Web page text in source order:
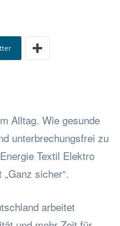
Alltag. Wie gesunde
unterbrechungsfrei zu
Textil Elektro
sicher“.
arbeitet